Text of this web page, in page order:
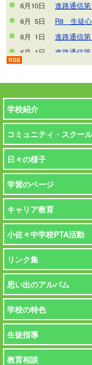
6月10日 進路通信第
6月 5日 R8 生徒
6月 1日 進路通信第
6月 1日 進路通信第
6月 1日 進路通信
報)
学校紹介
コミュニティ・スクール
日々の様子
学習のページ
キャリア教育
小佐々中学校PTA活動
リンク集
思い出のアルバム
学校の特色
生徒指導
教育相談